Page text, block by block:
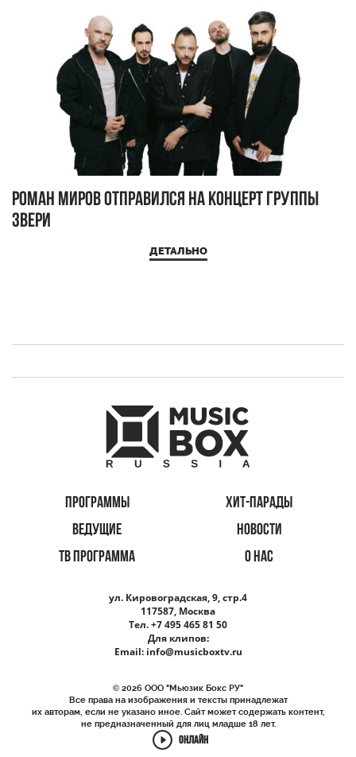
Роман Миров отправился на концерт группы
Звери
ДЕТАЛЬНО
ПРОГРАММЫ
ХИТ-ПАРАДЫ
ВЕДУЩИЕ
НОВОСТИ
ТВ ПРОГРАММА
О НАС
ул. Кировоградская, 9, стр.4
117587, Москва
Тел. +7 495 465 81 50
Для клипов:
Email: info@musicboxtv.ru
© 2026 ООО "Мьюзик Бокс РУ"
Все права на изображения и тексты принадлежат
их авторам, если не указано иное. Сайт может содержать контент,
не предназначенный для лиц младше 18 лет.
ОНЛАЙН